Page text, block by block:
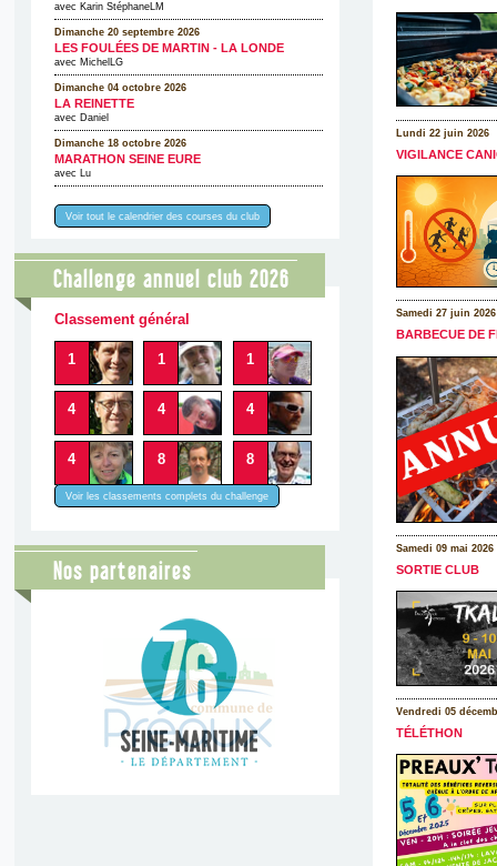
avec Karin StéphaneLM
Dimanche 20 septembre 2026
LES FOULÉES DE MARTIN - LA LONDE
avec MichelLG
Dimanche 04 octobre 2026
LA REINETTE
avec Daniel
Dimanche 18 octobre 2026
MARATHON SEINE EURE
avec Lu
Voir tout le calendrier des courses du club
Challenge annuel club 2026
Classement général
1 1 1
4 4 4
4 8 8
Voir les classements complets du challenge
Nos partenaires
Lundi 22 juin 2026
VIGILANCE
Samedi 27 juin 2026
BARBECUE DE
Samedi 09 mai 2026
SORTIE CLUB
Vendredi 05
TÉLÉTHON